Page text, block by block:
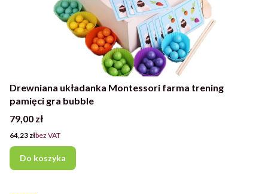
Drewniana układanka Montessori farma trening
pamięci gra bubble
Cena
79,00 zł
Cena
64,23 złbez VAT
Do koszyka